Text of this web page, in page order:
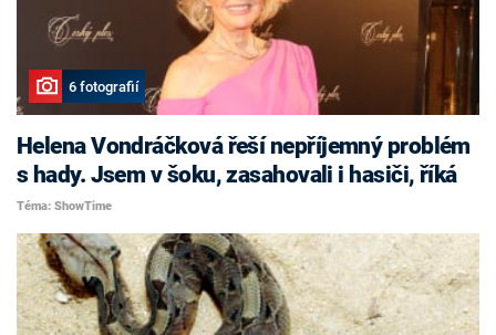
6 fotografií
Helena Vondráčková řeší nepříjemný problém
s hady. Jsem v šoku, zasahovali i hasiči, říká
Téma: ShowTime